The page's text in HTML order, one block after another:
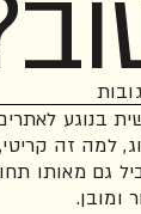
בנוגע
למה זה
גם מאותו
ומובן.